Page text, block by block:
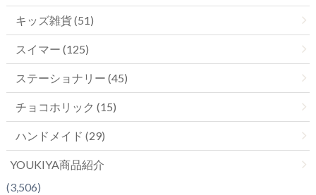
キッズ雑貨 (51)
スイマー (125)
ステーショナリー (45)
チョコホリック (15)
ハンドメイド (29)
YOUKIYA商品紹介
(3,506)